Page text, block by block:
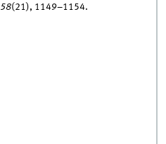
58(21), 1149–1154.